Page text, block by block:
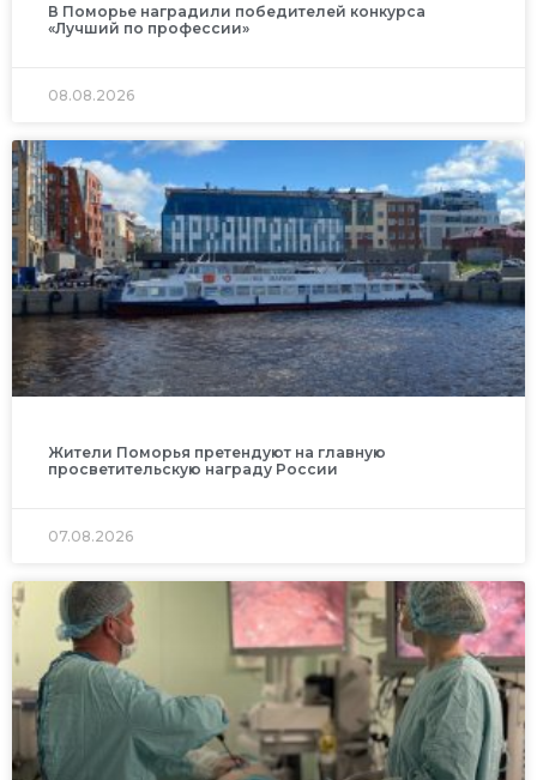
В Поморье наградили победителей конкурса
«Лучший по профессии»
08.08.2026
Жители Поморья претендуют на главную
просветительскую награду России
07.08.2026